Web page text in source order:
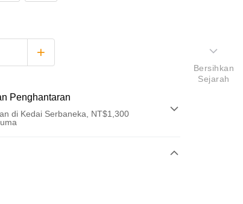
Penghantaran
di Kedai Serbaneka, NT$1,300
Penuh)
Serbaneka
Bersihkan
Sejarah